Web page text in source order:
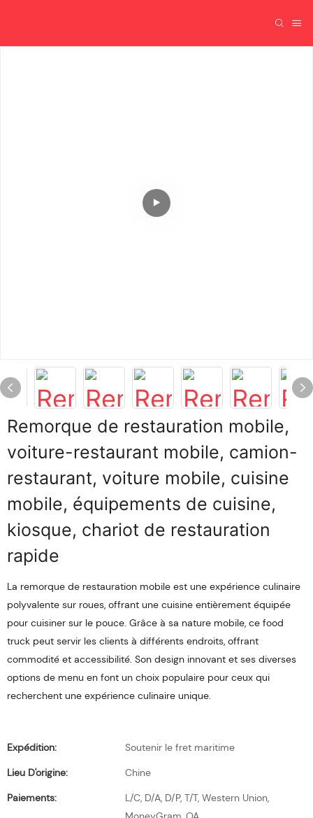
Remorque de restauration mobile,
voiture-restaurant mobile, camion-
restaurant, voiture mobile, cuisine
mobile, équipements de cuisine,
kiosque, chariot de restauration
rapide
La remorque de restauration mobile est une expérience culinaire
polyvalente sur roues, offrant une cuisine entièrement équipée
pour cuisiner sur le pouce. Grâce à sa nature mobile, ce food
truck peut servir les clients à différents endroits, offrant
commodité et accessibilité. Son design innovant et ses diverses
options de menu en font un choix populaire pour ceux qui
recherchent une expérience culinaire unique.
Expédition:
Soutenir le fret maritime
Lieu D'origine:
Chine
Paiements:
L/C, D/A, D/P, T/T, Western Union,